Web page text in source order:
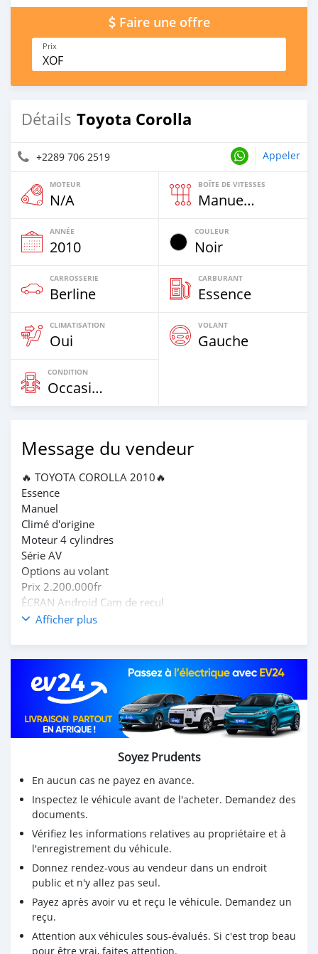
Faire une offre
Prix
XOF
Détails Toyota Corolla
+2289 706 2519 Appeler
MOTEUR
N/A
BOÎTE DE VITESSES
Manuelle
ANNÉE
2010
COULEUR
Noir
CARROSSERIE
Berline
CARBURANT
Essence
CLIMATISATION
Oui
VOLANT
Gauche
CONDITION
Occasion
Message du vendeur
🔥 TOYOTA COROLLA 2010🔥
Essence
Manuel
Climé d'origine
Moteur 4 cylindres
Série AV
Options au volant
Prix 2.200.000fr
ÉCRAN Android Cam de recul
Jantes Alu
Afficher plus
Soyez Prudents
En aucun cas ne payez en avance.
Inspectez le véhicule avant de l'acheter. Demandez des
documents.
Vérifiez les informations relatives au propriétaire et à
l'enregistrement du véhicule.
Donnez rendez-vous au vendeur dans un endroit
public et n'y allez pas seul.
Payez après avoir vu et reçu le véhicule. Demandez un
reçu.
Attention aux véhicules sous-évalués. Si c'est trop beau
pour être vrai, faites attention.